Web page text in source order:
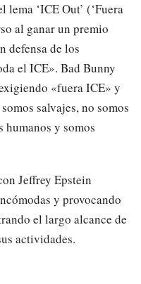
‘ICE Out’ (‘Fuera
al ganar un premio
defensa de los
el ICE». Bad Bunny
«fuera ICE» y
salvajes, no somos
humanos y somos
Jeffrey Epstein
y provocando
el largo alcance de
actividades.